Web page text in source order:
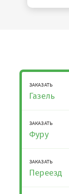
ЗАКАЗАТЬ
Газель
ЗАКАЗАТЬ
Фуру
ЗАКАЗАТЬ
Переезд